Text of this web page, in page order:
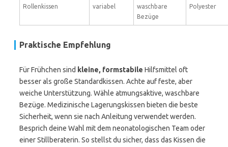
Rollenkissen
variabel
waschbare
Bezüge
Polyester
Praktische Empfehlung
Für Frühchen sind kleine, formstabile Hilfsmittel oft
besser als große Standardkissen. Achte auf feste, aber
weiche Unterstützung. Wähle atmungsaktive, waschbare
Bezüge. Medizinische Lagerungskissen bieten die beste
Sicherheit, wenn sie nach Anleitung verwendet werden.
Besprich deine Wahl mit dem neonatologischen Team oder
einer Stillberaterin. So stellst du sicher, dass das Kissen die